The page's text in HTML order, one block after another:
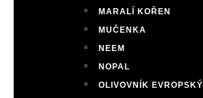
MARALÍ KOŘEN
MUČENKA
NEEM
NOPAL
OLIVOVNÍK EVROPSKÝ